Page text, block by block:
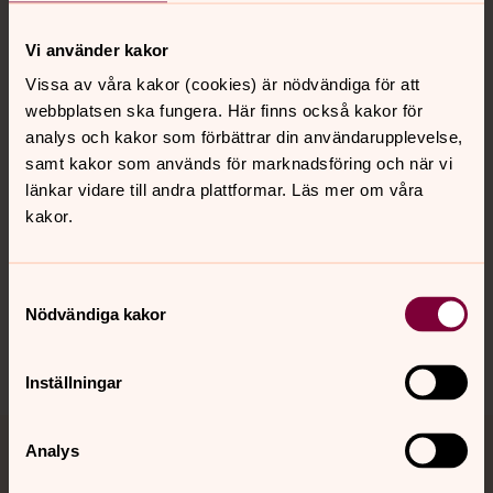
Vi använder kakor
Vissa av våra kakor (cookies) är nödvändiga för att
webbplatsen ska fungera. Här finns också kakor för
analys och kakor som förbättrar din användarupplevelse,
samt kakor som används för marknadsföring och när vi
länkar vidare till andra plattformar. Läs mer om våra
kakor.
Nödvändiga kakor
Inställningar
Analys
Kontakt
Kalender
Hitta snabbt
Jourhavande präst